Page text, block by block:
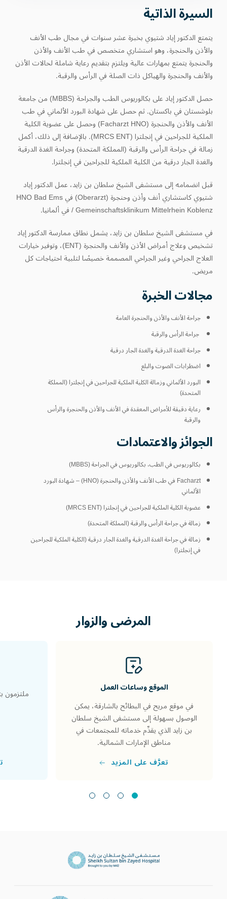
السيرة الذاتية
يتمتع الدكتور إياد شتيوي بخبرة عشر سنوات في مجال طب الأنف
والأذن والحنجرة، وهو استشاري متخصص في طب الأنف والأذن
والحنجرة يتمتع بمهارات عالية ويلتزم بتقديم رعاية شاملة لحالات الأذن
والأنف والحنجرة والهياكل ذات الصلة في الرأس والرقبة.
حصل الدكتور إياد على بكالوريوس الطب والجراحة (MBBS) من جامعة
بلوشستان في باكستان. ثم حصل على شهادة البورد الألماني في طب
الأنف والأذن والحنجرة (Facharzt HNO) وحصل على عضوية الكلية
الملكية للجراحين في إنجلترا (MRCS ENT). بالإضافة إلى ذلك، أكمل
زمالة في جراحة الرأس والرقبة (المملكة المتحدة) وجراحة الغدة الدرقية
والغدة الجار درقية من الكلية الملكية للجراحين في إنجلترا.
قبل انضمامه إلى مستشفى الشيخ سلطان بن زايد، عمل الدكتور إياد
شتيوي كاستشاري أنف وأذن وحنجرة (Oberarzt) في HNO Bad Ems
/ Gemeinschaftsklinikum Mittelrhein Koblenz في ألمانيا.
في مستشفى الشيخ سلطان بن زايد، يشمل نطاق ممارسة الدكتور إياد
تشخيص وعلاج أمراض الأذن والأنف والحنجرة (ENT)، وتوفير خيارات
العلاج الجراحي وغير الجراحي المصممة خصيصًا لتلبية احتياجات كل
مريض.
مجالات الخبرة
جراحة الأنف والأذن والحنجرة العامة
جراحة الرأس والرقبة
جراحة الغدة الدرقية والغدة الجار درقية
اضطرابات الصوت والبلع
البورد الألماني وزمالة الكلية الملكية للجراحين في إنجلترا (المملكة
المتحدة)
رعاية دقيقة للأمراض المعقدة في الأنف والأذن والحنجرة والرأس
والرقبة
الجوائز والاعتمادات
بكالوريوس في الطب، بكالوريوس في الجراحة (MBBS)
Facharzt في طب الأنف والأذن والحنجرة (HNO) – شهادة البورد
الألماني
عضوية الكلية الملكية للجراحين في إنجلترا (MRCS ENT)
زمالة في جراحة الرأس والرقبة (المملكة المتحدة)
زمالة في جراحة الغدة الدرقية والغدة الجار درقية (الكلية الملكية للجراحين
في إنجلترا)
المرضىوالزوار
الموقع وساعات العمل
في موقع مريح في البطائح بالشارقة، يمكن
الوصول بسهولة إلى مستشفى الشيخ سلطان
بن زايد الذي يقدِّم خدماته للمجتمعات في
مناطق الإمارات الشمالية.
تعرَّف على المزيد
ملتزمون